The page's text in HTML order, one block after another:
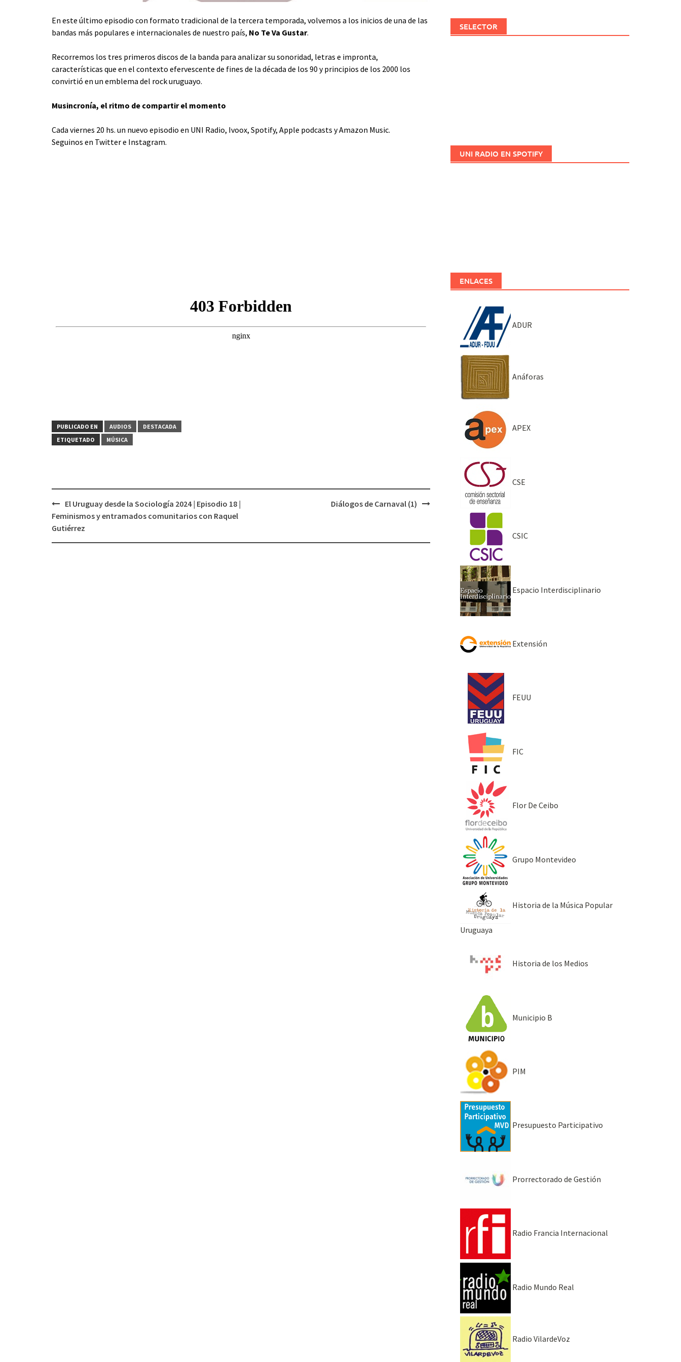
En este último episodio con formato tradicional de la tercera temporada, volvemos a los inicios de una de las
bandas más populares e internacionales de nuestro país, No Te Va Gustar.
Recorremos los tres primeros discos de la banda para analizar su sonoridad, letras e impronta,
características que en el contexto efervescente de fines de la década de los 90 y principios de los 2000 los
convirtió en un emblema del rock uruguayo.
Musincronía, el ritmo de compartir el momento
Cada viernes 20 hs. un nuevo episodio en UNI Radio, Ivoox, Spotify, Apple podcasts yAmazon Music.
Seguinos en Twittere Instagram.
PUBLICADO EN AUDIOS
DESTACADA
ETIQUETADO
MÚSICA
Navegación
de
El Uruguay desde la Sociología 2024 | Episodio 18 |
Feminismos y entramados comunitarios con Raquel
Gutiérrez
Diálogos de Carnaval (1)
SELECTOR
UNI RADIO EN SPOTIFY
ENLACES
ADUR
Anáforas
APEX
CSE
CSIC
Espacio Interdisciplinario
Extensión
FEUU
FIC
Flor De Ceibo
Grupo Montevideo
Historia de la Música Popular
Uruguaya
Historia de los Medios
Municipio B
PIM
Presupuesto Participativo
Prorrectorado de Gestión
Radio Francia Internacional
Radio Mundo Real
Radio VilardeVoz